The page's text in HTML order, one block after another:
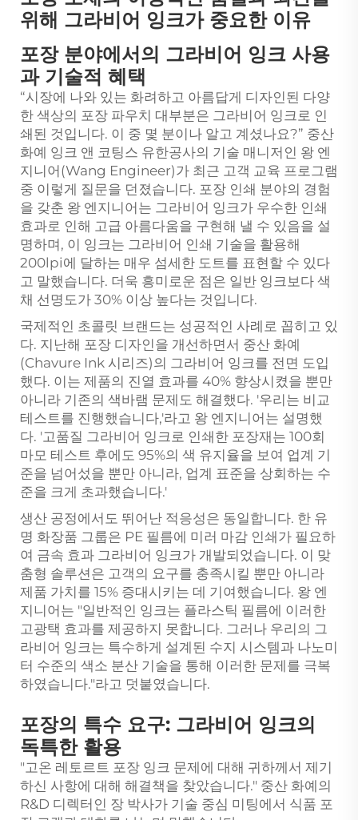
위해 그라비어 잉크가 중요한 이유
포장 분야에서의 그라비어 잉크 사용
과 기술적 혜택
“시장에 나와 있는 화려하고 아름답게 디자인된 다양
한 색상의 포장 파우치 대부분은 그라비어 잉크로 인
쇄된 것입니다. 이 중 몇 분이나 알고 계셨나요?” 중산
화예 잉크 앤 코팅스 유한공사의 기술 매니저인 왕 엔
지니어(Wang Engineer)가 최근 고객 교육 프로그램
중 이렇게 질문을 던졌습니다. 포장 인쇄 분야의 경험
을 갖춘 왕 엔지니어는 그라비어 잉크가 우수한 인쇄
효과로 인해 고급 아름다움을 구현해 낼 수 있음을 설
명하며, 이 잉크는 그라비어 인쇄 기술을 활용해
200lpi에 달하는 매우 섬세한 도트를 표현할 수 있다
고 말했습니다. 더욱 흥미로운 점은 일반 잉크보다 색
채 선명도가 30% 이상 높다는 것입니다.
국제적인 초콜릿 브랜드는 성공적인 사례로 꼽히고 있
다. 지난해 포장 디자인을 개선하면서 중산 화예
(Chavure Ink 시리즈)의 그라비어 잉크를 전면 도입
했다. 이는 제품의 진열 효과를 40% 향상시켰을 뿐만
아니라 기존의 색바램 문제도 해결했다. '우리는 비교
테스트를 진행했습니다,'라고 왕 엔지니어는 설명했
다. '고품질 그라비어 잉크로 인쇄한 포장재는 100회
마모 테스트 후에도 95%의 색 유지율을 보여 업계 기
준을 넘어섰을 뿐만 아니라, 업계 표준을 상회하는 수
준을 크게 초과했습니다.'
생산 공정에서도 뛰어난 적응성은 동일합니다. 한 유
명 화장품 그룹은 PE 필름에 미러 마감 인쇄가 필요하
여 금속 효과 그라비어 잉크가 개발되었습니다. 이 맞
춤형 솔루션은 고객의 요구를 충족시킬 뿐만 아니라
제품 가치를 15% 증대시키는 데 기여했습니다. 왕 엔
지니어는 "일반적인 잉크는 플라스틱 필름에 이러한
고광택 효과를 제공하지 못합니다. 그러나 우리의 그
라비어 잉크는 특수하게 설계된 수지 시스템과 나노미
터 수준의 색소 분산 기술을 통해 이러한 문제를 극복
하였습니다."라고 덧붙였습니다.
포장의 특수 요구: 그라비어 잉크의
독특한 활용
"고온 레토르트 포장 잉크 문제에 대해 귀하께서 제기
하신 사항에 대해 해결책을 찾았습니다." 중산 화예의
R&D 디렉터인 장 박사가 기술 중심 미팅에서 식품 포